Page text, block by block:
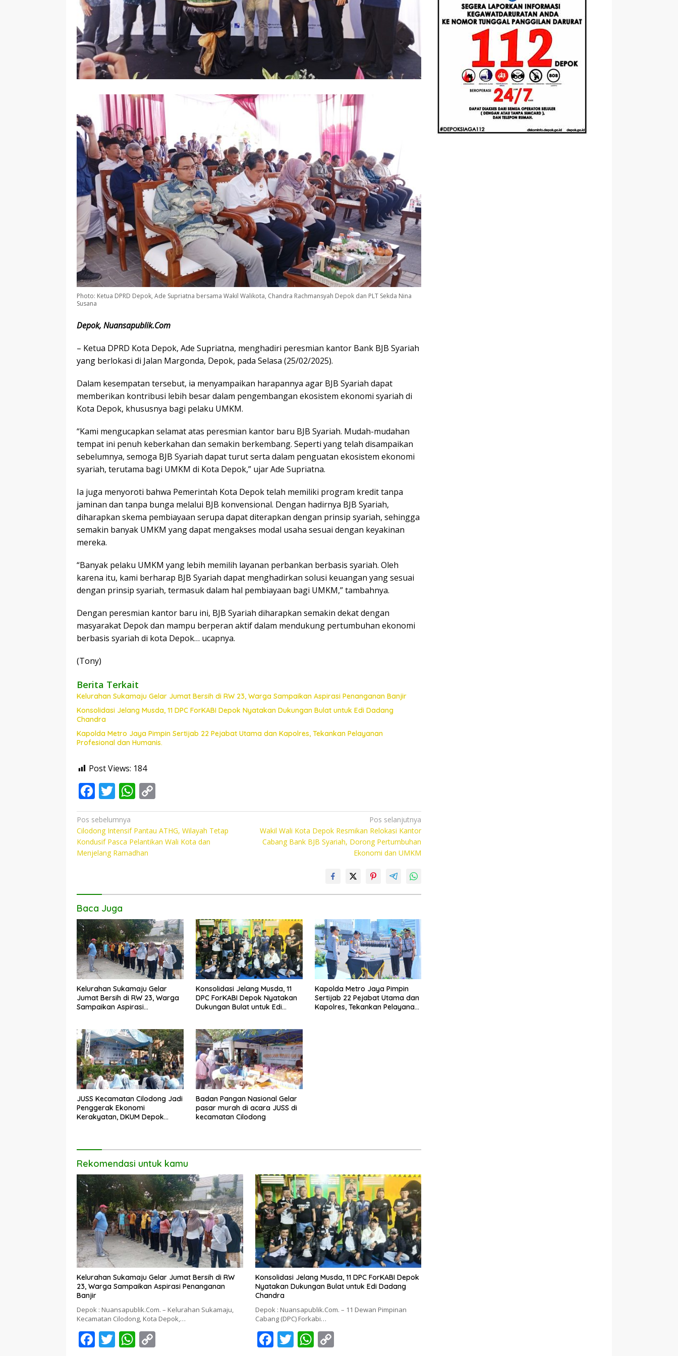
Photo: Ketua DPRD Depok, Ade Supriatna bersama Wakil Walikota, Chandra Rachmansyah Depok dan PLT Sekda Nina
Susana
Depok, Nuansapublik.Com
– Ketua DPRD Kota Depok, Ade Supriatna, menghadiri peresmian kantor Bank BJB Syariah
yang berlokasi di Jalan Margonda, Depok, pada Selasa (25/02/2025).
Dalam kesempatan tersebut, ia menyampaikan harapannya agar BJB Syariah dapat
memberikan kontribusi lebih besar dalam pengembangan ekosistem ekonomi syariah di
Kota Depok, khususnya bagi pelaku UMKM.
“Kami mengucapkan selamat atas peresmian kantor baru BJB Syariah. Mudah-mudahan
tempat ini penuh keberkahan dan semakin berkembang. Seperti yang telah disampaikan
sebelumnya, semoga BJB Syariah dapat turut serta dalam penguatan ekosistem ekonomi
syariah, terutama bagi UMKM di Kota Depok,” ujar Ade Supriatna.
Ia juga menyoroti bahwa Pemerintah Kota Depok telah memiliki program kredit tanpa
jaminan dan tanpa bunga melalui BJB konvensional. Dengan hadirnya BJB Syariah,
diharapkan skema pembiayaan serupa dapat diterapkan dengan prinsip syariah, sehingga
semakin banyak UMKM yang dapat mengakses modal usaha sesuai dengan keyakinan
mereka.
“Banyak pelaku UMKM yang lebih memilih layanan perbankan berbasis syariah. Oleh
karena itu, kami berharap BJB Syariah dapat menghadirkan solusi keuangan yang sesuai
dengan prinsip syariah, termasuk dalam hal pembiayaan bagi UMKM,” tambahnya.
Dengan peresmian kantor baru ini, BJB Syariah diharapkan semakin dekat dengan
masyarakat Depok dan mampu berperan aktif dalam mendukung pertumbuhan ekonomi
berbasis syariah di kota Depok… ucapnya.
(Tony)
Berita Terkait
Kelurahan Sukamaju Gelar Jumat Bersih di RW 23, Warga Sampaikan Aspirasi Penanganan Banjir
Konsolidasi Jelang Musda, 11 DPC ForKABI Depok Nyatakan Dukungan Bulat untuk Edi Dadang
Chandra
Kapolda Metro Jaya Pimpin Sertijab 22 Pejabat Utama dan Kapolres, Tekankan Pelayanan
Profesional dan Humanis.
Post Views: 184
F
ac
e
b
o
T
w
itt
er
W
h
at
s
A
o
p
y
Navigasi
pos
Pos sebelumnya
Cilodong Intensif Pantau ATHG, Wilayah Tetap
Kondusif Pasca Pelantikan Wali Kota dan
Menjelang Ramadhan
Pos selanjutnya
Wakil Wali Kota Depok Resmikan Relokasi Kantor
Cabang Bank BJB Syariah, Dorong Pertumbuhan
Ekonomi dan UMKM
Baca Juga
Kelurahan Sukamaju Gelar
Jumat Bersih di RW 23, Warga
Sampaikan Aspirasi
Konsolidasi Jelang Musda, 11
DPC ForKABI Depok Nyatakan
Dukungan Bulat untuk Edi
Kapolda Metro Jaya Pimpin
Sertijab 22 Pejabat Utama dan
Kapolres, Tekankan Pelayanan
JUSS Kecamatan Cilodong Jadi
Penggerak Ekonomi
Kerakyatan, DKUM Depok
Badan Pangan Nasional Gelar
pasar murah di acara JUSS di
kecamatan Cilodong
Rekomendasi untuk kamu
Kelurahan Sukamaju Gelar Jumat Bersih di RW
23, Warga Sampaikan Aspirasi Penanganan
Banjir
Depok : Nuansapublik.Com. – Kelurahan Sukamaju,
Kecamatan Cilodong, Kota Depok,…
F T W
Konsolidasi Jelang Musda, 11 DPC ForKABI Depok
Nyatakan Dukungan Bulat untuk Edi Dadang
Chandra
Depok : Nuansapublik.Com. – 11 Dewan Pimpinan
Cabang (DPC) Forkabi…
F T W C
Penjelasan
Ilmiahnya
Augmented
Reality
Tahun Ajaran
2026-2027